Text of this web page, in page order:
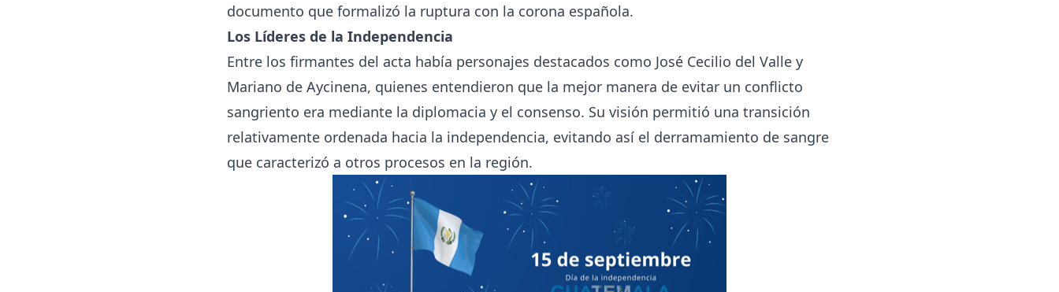
documento que formalizó la ruptura con la corona española.
Los Líderes de la Independencia
Entre los firmantes del acta había personajes destacados como José Cecilio del Valle y
Mariano de Aycinena, quienes entendieron que la mejor manera de evitar un conflicto
sangriento era mediante la diplomacia y el consenso. Su visión permitió una transición
relativamente ordenada hacia la independencia, evitando así el derramamiento de sangre
que caracterizó a otros procesos en la región.